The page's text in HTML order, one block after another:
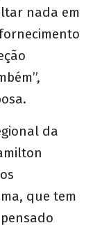
nada em
da
que tem